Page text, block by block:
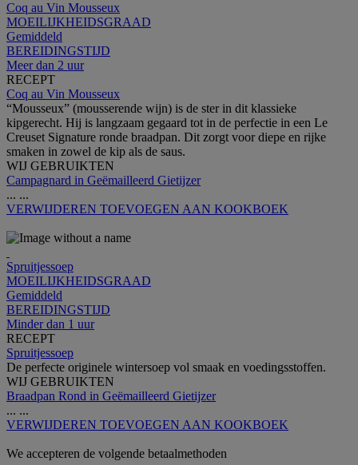
Coq au Vin Mousseux
MOEILIJKHEIDSGRAAD
Gemiddeld
BEREIDINGSTIJD
Meer dan 2 uur
RECEPT
Coq au Vin Mousseux
“Mousseux” (mousserende wijn) is de ster in dit klassieke
kipgerecht. Hij is langzaam gegaard tot in de perfectie in een Le
Creuset Signature ronde braadpan. Dit zorgt voor diepe en rijke
smaken in zowel de kip als de saus.
WIJ GEBRUIKTEN
Campagnard in Geëmailleerd Gietijzer
... ...
VERWIJDEREN TOEVOEGEN AAN KOOKBOEK
Spruitjessoep
MOEILIJKHEIDSGRAAD
Gemiddeld
BEREIDINGSTIJD
Minder dan 1 uur
RECEPT
Spruitjessoep
De perfecte originele wintersoep vol smaak en voedingsstoffen.
WIJ GEBRUIKTEN
Braadpan Rond in Geëmailleerd Gietijzer
... ...
VERWIJDEREN TOEVOEGEN AAN KOOKBOEK
We accepteren de volgende betaalmethoden